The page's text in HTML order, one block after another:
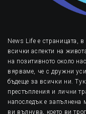
News Life е страницата,
всички аспекти на
на позитивното около
вярваме, че с дружни
бъдеще за всички ни.
престъпления и лични
напоследък е запълнена
ви вълнува, което ви